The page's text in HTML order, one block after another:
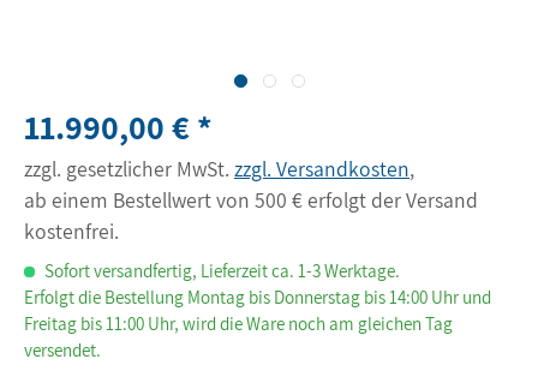
11.990,00 € *
zzgl. gesetzlicher MwSt. zzgl. Versandkosten,
ab einem Bestellwert von 500 € erfolgt der Versand
kostenfrei.
Sofort versandfertig, Lieferzeit ca. 1-3 Werktage.
Erfolgt die Bestellung Montag bis Donnerstag bis 14:00 Uhr und
Freitag bis 11:00 Uhr, wird die Ware noch am gleichen Tag
versendet.